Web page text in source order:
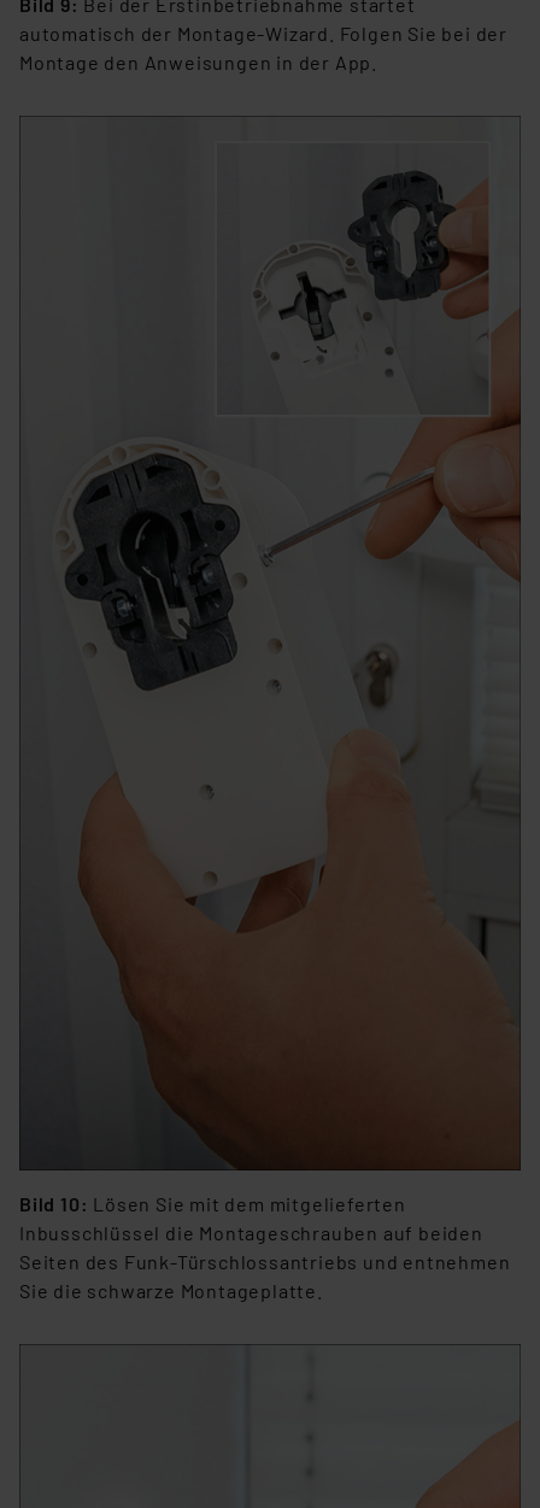
automatisch der Montage-Wizard. Folgen Sie bei der
Montage den Anweisungen in der App.
Bild 10: Lösen Sie mit dem mitgelieferten
Inbusschlüssel die Montageschrauben auf beiden
Seiten des Funk-Türschlossantriebs und entnehmen
Sie die schwarze Montageplatte.